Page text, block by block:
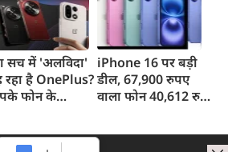
बोले पूर्व
मंत्री धर्मेंद्र
दावे के बीच सामने
आया वीडियो, कैसी है
ईरान के सुप्रीम लीडर
की हालत
गांधी
सच में 'अलविदा'
है OnePlus?
फोन के
iPhone 16 पर बड़ी
डील, 67,900 रुपए
वाला फोन 40,612 रुपए